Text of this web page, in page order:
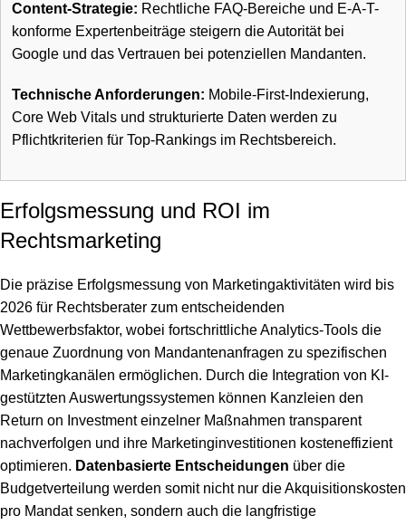
Content-Strategie: Rechtliche FAQ-Bereiche und E-A-T-
konforme Expertenbeiträge steigern die Autorität bei
Google und das Vertrauen bei potenziellen Mandanten.
Technische Anforderungen: Mobile-First-Indexierung,
Core Web Vitals und strukturierte Daten werden zu
Pflichtkriterien für Top-Rankings im Rechtsbereich.
Erfolgsmessung und ROI im
Rechtsmarketing
Die präzise Erfolgsmessung von Marketingaktivitäten wird bis
2026 für Rechtsberater zum entscheidenden
Wettbewerbsfaktor, wobei fortschrittliche Analytics-Tools die
genaue Zuordnung von Mandantenanfragen zu spezifischen
Marketingkanälen ermöglichen. Durch die Integration von KI-
gestützten Auswertungssystemen können Kanzleien den
Return on Investment einzelner Maßnahmen transparent
nachverfolgen und ihre Marketinginvestitionen kosteneffizient
optimieren. Datenbasierte Entscheidungen über die
Budgetverteilung werden somit nicht nur die Akquisitionskosten
pro Mandat senken, sondern auch die langfristige